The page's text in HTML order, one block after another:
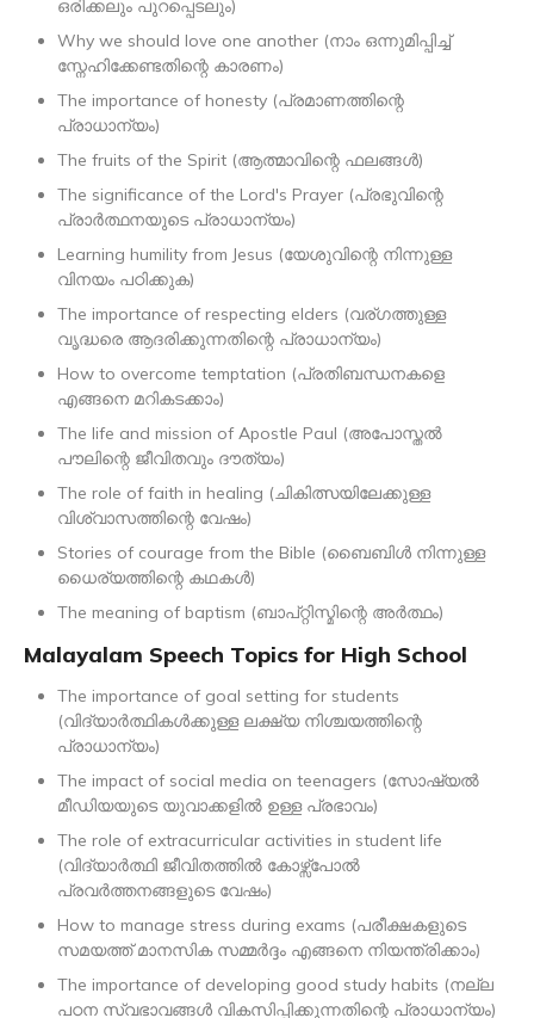
ഒരിക്കലും പുറപ്പെടലും)
Why we should love one another (നാം ഒന്നുമിപ്പിച്ച്
സ്നേഹിക്കേണ്ടതിന്റെ കാരണം)
The importance of honesty (പ്രമാണത്തിന്റെ
പ്രാധാന്യം)
The fruits of the Spirit (ആത്മാവിന്റെ ഫലങ്ങൾ)
The significance of the Lord's Prayer (പ്രഭുവിന്റെ
പ്രാർത്ഥനയുടെ പ്രാധാന്യം)
Learning humility from Jesus (യേശുവിന്റെ നിന്നുള്ള
വിനയം പഠിക്കുക)
The importance of respecting elders (വര്ഗത്തുള്ള
വൃദ്ധരെ ആദരിക്കുന്നതിന്റെ പ്രാധാന്യം)
How to overcome temptation (പ്രതിബന്ധനകളെ
എങ്ങനെ മറികടക്കാം)
The life and mission of Apostle Paul (അപോസ്തൽ
പൗലിന്റെ ജീവിതവും ദൗത്യം)
The role of faith in healing (ചികിത്സയിലേക്കുള്ള
വിശ്വാസത്തിന്റെ വേഷം)
Stories of courage from the Bible (ബൈബിൾ നിന്നുള്ള
ധൈര്യത്തിന്റെ കഥകൾ)
The meaning of baptism (ബാപ്റ്റിസ്മിന്റെ അർത്ഥം)
Malayalam Speech Topics for High School
The importance of goal setting for students
(വിദ്യാർത്ഥികൾക്കുള്ള ലക്ഷ്യ നിശ്ചയത്തിന്റെ
പ്രാധാന്യം)
The impact of social media on teenagers (സോഷ്യൽ
മീഡിയയുടെ യുവാക്കളിൽ ഉള്ള പ്രഭാവം)
The role of extracurricular activities in student life
(വിദ്യാർത്ഥി ജീവിതത്തിൽ കോഴ്സ്പോൽ
പ്രവർത്തനങ്ങളുടെ വേഷം)
How to manage stress during exams (പരീക്ഷകളുടെ
സമയത്ത് മാനസിക സമ്മർദ്ദം എങ്ങനെ നിയന്ത്രിക്കാം)
The importance of developing good study habits (നല്ല
പഠന സ്വഭാവങ്ങൾ വികസിപ്പിക്കുന്നതിന്റെ പ്രാധാന്യം)